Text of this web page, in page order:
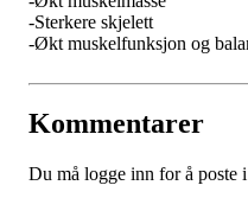
-Sterkere skjelett
-Økt muskelfunksjon og
Kommentarer
Du må logge inn for å poste